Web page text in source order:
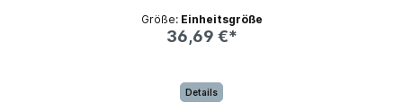
Größe: Einheitsgröße
36,69 €*
Details